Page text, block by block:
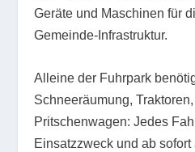
Geräte und Maschinen für
Gemeinde-Infrastruktur.
Alleine der Fuhrpark
Schneeräumung,
Pritschenwagen: Jedes
Einsatzzweck und ab